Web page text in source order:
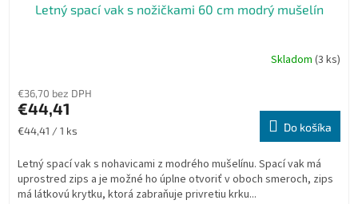
Letný spací vak s nožičkami 60 cm modrý mušelín
Skladom (3 ks)
€36,70 bez DPH
€44,41
Jednotková
€44,41 / 1 ks Do košíka
Letný spací vak s nohavicami z modrého mušelínu. Spací vak má
uprostred zips a je možné ho úplne otvoriť v oboch smeroch, zips
má látkovú krytku, ktorá zabraňuje privretiu krku...